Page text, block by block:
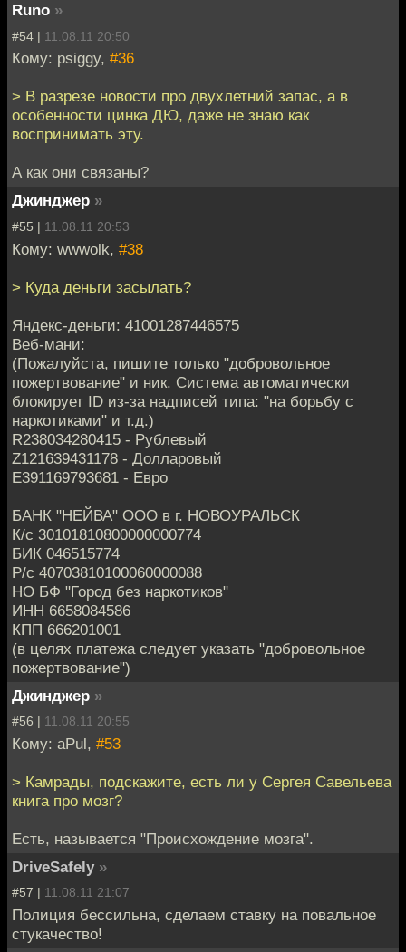
Runo »
#54 | 11.08.11 20:50
Кому: psiggy, #36
> В разрезе новости про двухлетний запас, а в
особенности цинка ДЮ, даже не знаю как
воспринимать эту.
А как они связаны?
Джинджер »
#55 | 11.08.11 20:53
Кому: wwwolk, #38
> Куда деньги засылать?
Яндекс-деньги: 41001287446575
Веб-мани:
(Пожалуйста, пишите только "добровольное
пожертвование" и ник. Система автоматически
блокирует ID из-за надписей типа: "на борьбу с
наркотиками" и т.д.)
R238034280415 - Рублевый
Z121639431178 - Долларовый
E391169793681 - Евро
БАНК "НЕЙВА" ООО в г. НОВОУРАЛЬСК
К/с 30101810800000000774
БИК 046515774
Р/с 40703810100060000088
НО БФ "Город без наркотиков"
ИНН 6658084586
КПП 666201001
(в целях платежа следует указать "добровольное
пожертвование")
Джинджер »
#56 | 11.08.11 20:55
Кому: aPul, #53
> Камрады, подскажите, есть ли у Сергея Савельева
книга про мозг?
Есть, называется "Происхождение мозга".
DriveSafely »
#57 | 11.08.11 21:07
Полиция бессильна, сделаем ставку на повальное
стукачество!